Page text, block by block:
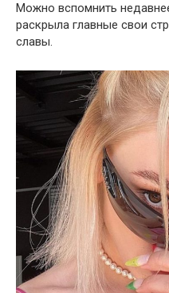
Можно вспомнить
раскрыла главные свои
славы.